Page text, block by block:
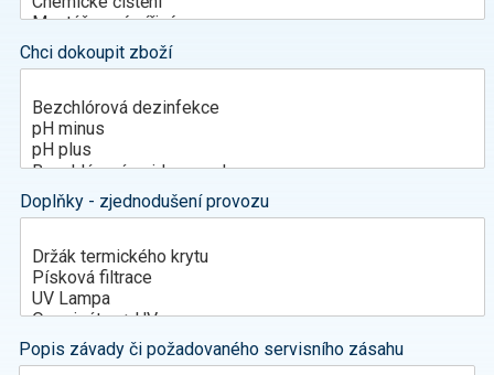
Chci dokoupit zboží
Doplňky - zjednodušení provozu
Popis závady či požadovaného servisního zásahu